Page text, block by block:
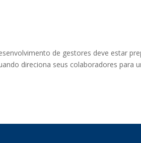
de gestores deve estar
direciona seus colaboradores para